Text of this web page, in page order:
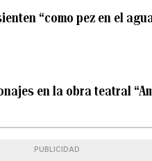
“como pez en el
en la obra teatral
PUBLICIDAD